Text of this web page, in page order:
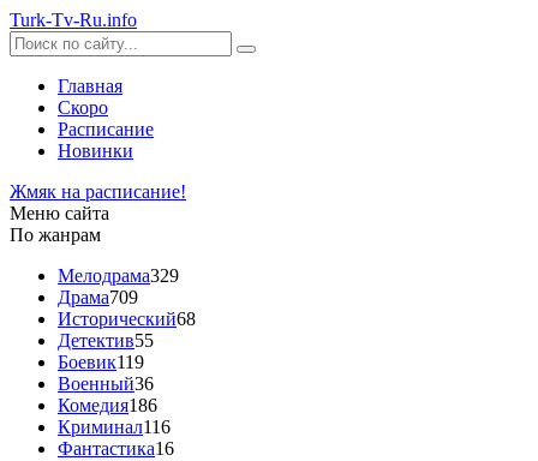
Turk-Tv-Ru.info
Главная
Скоро
Расписание
Новинки
Жмяк на расписание!
Меню сайта
По жанрам
Мелодрама329
Драма709
Исторический68
Детектив55
Боевик119
Военный36
Комедия186
Криминал116
Фантастика16